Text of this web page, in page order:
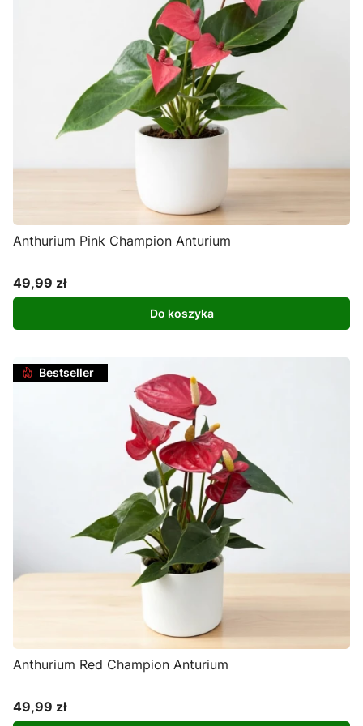
Anthurium Pink Champion Anturium
Cena
49,99 zł
Do koszyka
Bestseller
Anthurium Red Champion Anturium
Cena
49,99 zł